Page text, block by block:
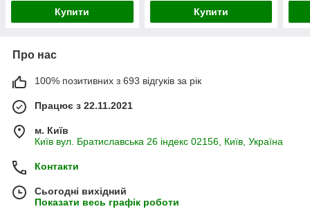
Купити Купити
Про нас
100% позитивних з 693 відгуків за рік
Працює з 22.11.2021
м. Київ
Київ вул. Братиславська 26 індекс 02156, Київ, Україна
Контакти
Сьогодні вихідний
Показати весь графік роботи